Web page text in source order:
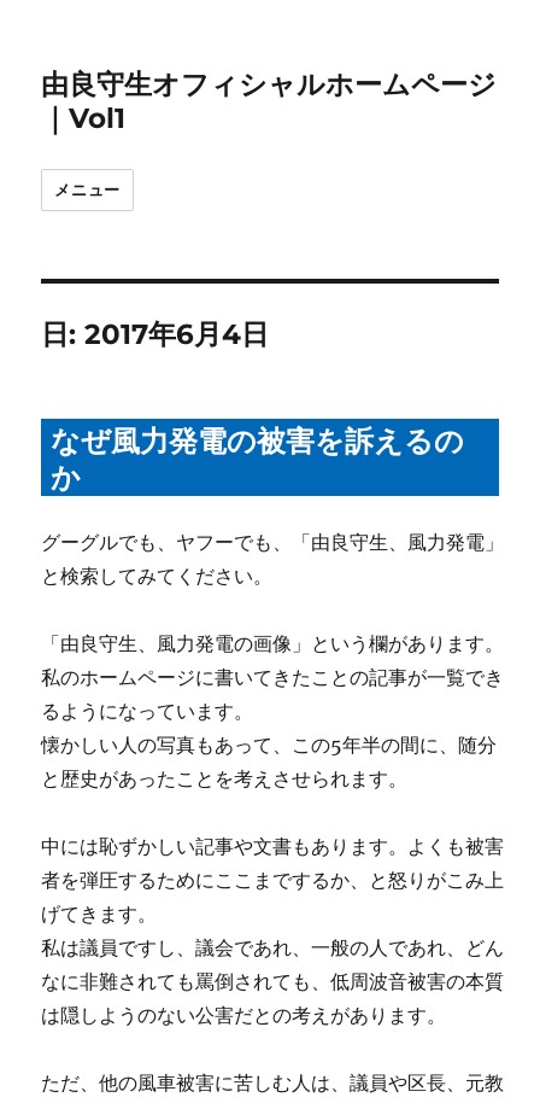
由良守生オフィシャルホームページ
｜Vol1
メニュー
日:2017年6月4日
なぜ風力発電の被害を訴えるの
か
グーグルでも、ヤフーでも、「由良守生、風力発電」
と検索してみてください。
「由良守生、風力発電の画像」という欄があります。
私のホームページに書いてきたことの記事が一覧でき
るようになっています。
懐かしい人の写真もあって、この5年半の間に、随分
と歴史があったことを考えさせられます。
中には恥ずかしい記事や文書もあります。よくも被害
者を弾圧するためにここまでするか、と怒りがこみ上
げてきます。
私は議員ですし、議会であれ、一般の人であれ、どん
なに非難されても罵倒されても、低周波音被害の本質
は隠しようのない公害だとの考えがあります。
ただ、他の風車被害に苦しむ人は、議員や区長、元教